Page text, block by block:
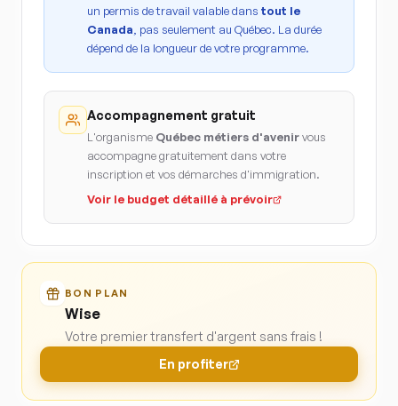
un permis de travail valable dans tout le
Canada , pas seulement au Québec. La durée
dépend de la longueur de votre programme.
Accompagnement gratuit
L'organisme Québec métiers d'avenirvous
accompagne gratuitement dans votre
inscription et vos démarches d'immigration.
Voir le budget détaillé à prévoir
BON PLAN
Wise
Votre premier transfert d'argent sans frais !
En profiter